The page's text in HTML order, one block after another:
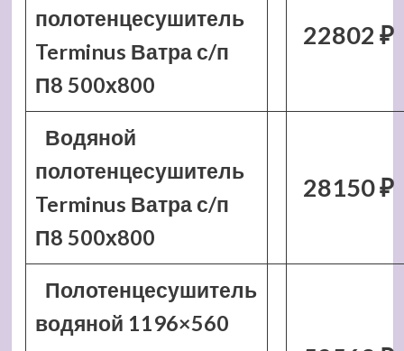
полотенцесушитель
Terminus Ватра с/п
П8 500х800
22802 ₽
Водяной
полотенцесушитель
Terminus Ватра с/п
П8 500х800
28150 ₽
Полотенцесушитель
водяной 1196×560